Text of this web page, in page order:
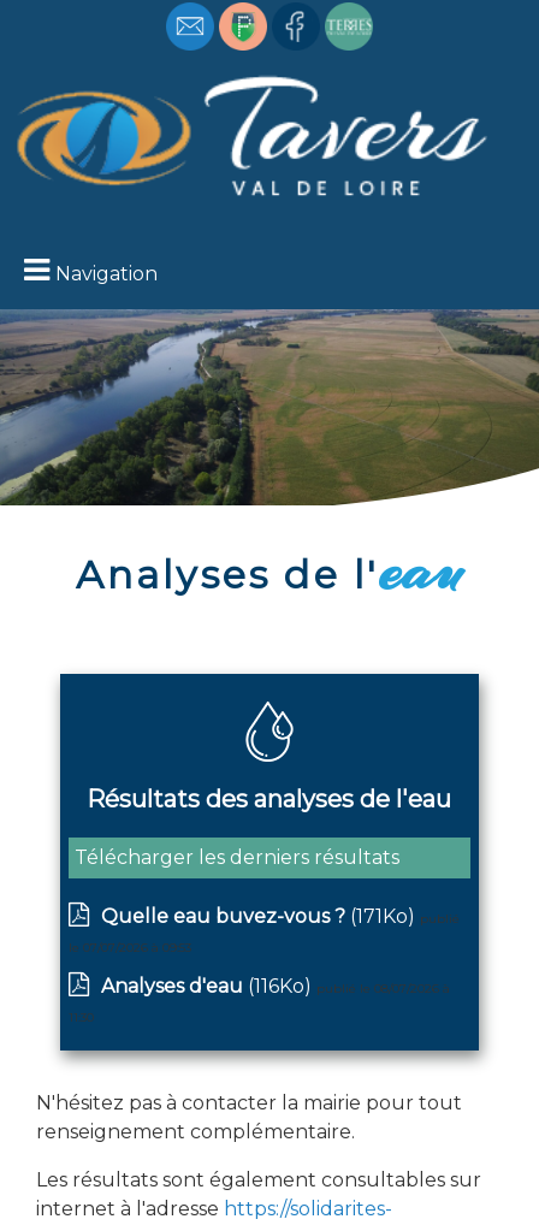
Navigation
Analyses de l'eau
Résultats des analyses de l'eau
Télécharger les derniers résultats
Quelle eau buvez-vous ?(171Ko) publié
le 07/07/2026 à 09:53
Analyses d'eau (116Ko) publié le 08/07/2026 à
11:30
N'hésitez pas à contacter la mairie pour tout
renseignement complémentaire.
Les résultats sont également consultables sur
internet à l'adresse https://solidarites-